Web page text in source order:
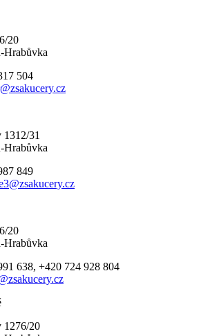
20
Hrabůvka
504
31
Hrabůvka
849
20
Hrabůvka
638, +420 724 928 804
1276/20